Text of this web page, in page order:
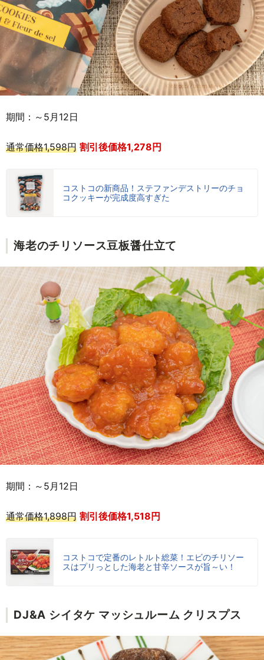
期間：～5月12日
通常価格1,598円 割引後価格1,278円
コストコの新商品！ステファンデストリーのチョ
コクッキーが完成度高すぎた
海老のチリソース豆板醤仕立て
期間：～5月12日
通常価格1,898円 割引後価格1,518円
コストコで定番のレトルト総菜！エビのチリソー
スはプリっとした海老と甘辛ソースが旨～い！
DJ&A シイタケ マッシュルーム クリスプス